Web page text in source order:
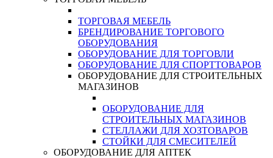
ТОРГОВАЯ МЕБЕЛЬ
БРЕНДИРОВАНИЕ ТОРГОВОГО
ОБОРУДОВАНИЯ
ОБОРУДОВАНИЕ ДЛЯ ТОРГОВЛИ
ОБОРУДОВАНИЕ ДЛЯ СПОРТТОВАРОВ
ОБОРУДОВАНИЕ ДЛЯ СТРОИТЕЛЬНЫХ
МАГАЗИНОВ
ОБОРУДОВАНИЕ ДЛЯ
СТРОИТЕЛЬНЫХ МАГАЗИНОВ
СТЕЛЛАЖИ ДЛЯ ХОЗТОВАРОВ
СТОЙКИ ДЛЯ СМЕСИТЕЛЕЙ
ОБОРУДОВАНИЕ ДЛЯ АПТЕК